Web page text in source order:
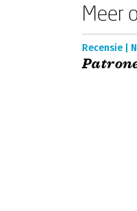
Meer
Recensie |